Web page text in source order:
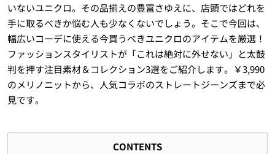
いないユニクロ。その品揃えの豊富さゆえに、店頭ではどれを
手に取るべきか悩む人も少なくないでしょう。そこで今回は、
幅広いコーデに使える今買うべきユニクロのアイテムを厳選！
ファッションスタイリストが「これは絶対に外せない」と太鼓
判を押す注目素材＆コレクション3選をご紹介します。￥3,990
のメリノニットから、人気コラボのストレートジーンズまで必
見です。
CONTENTS